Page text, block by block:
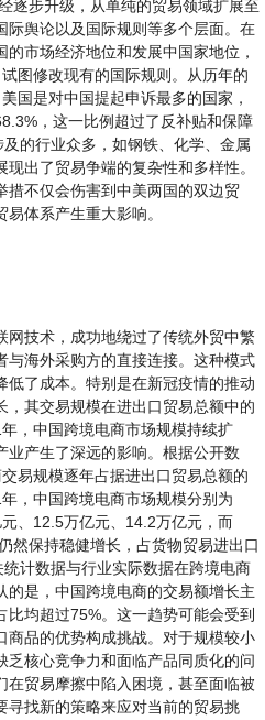
逐步升级，从单纯的贸易领域扩展至
际舆论以及国际规则等多个层面。在
市场经济地位和发展中国家地位，
图修改现有的国际规则。从历年的
国是对中国提起申诉最多的国家，
，这一比例超过了反补贴和保障
的行业众多，如钢铁、化学、金属
出了贸易争端的复杂性和多样性。
措不仅会伤害到中美两国的双边贸
体系产生重大影响。
网技术，成功地绕过了传统外贸中繁
与海外采购方的直接连接。这种模式
低了成本。特别是在新冠疫情的推动
，其交易规模在进出口贸易总额中的
，中国跨境电商市场规模持续扩
业产生了深远的影响。根据公开数
易规模逐年占据进出口贸易总额的
，中国跨境电商市场规模分别为
、12.5万亿元、14.2万亿元，而
然保持稳健增长，占货物贸易进出口
计数据与行业实际数据在跨境电商
的是，中国跨境电商的交易额增长主
均超过75%。这一趋势可能会受到
商品的优势构成挑战。对于规模较小
乏核心竞争力和面临产品同质化的问
在贸易摩擦中陷入困境，甚至面临被
寻找新的策略来应对当前的贸易挑